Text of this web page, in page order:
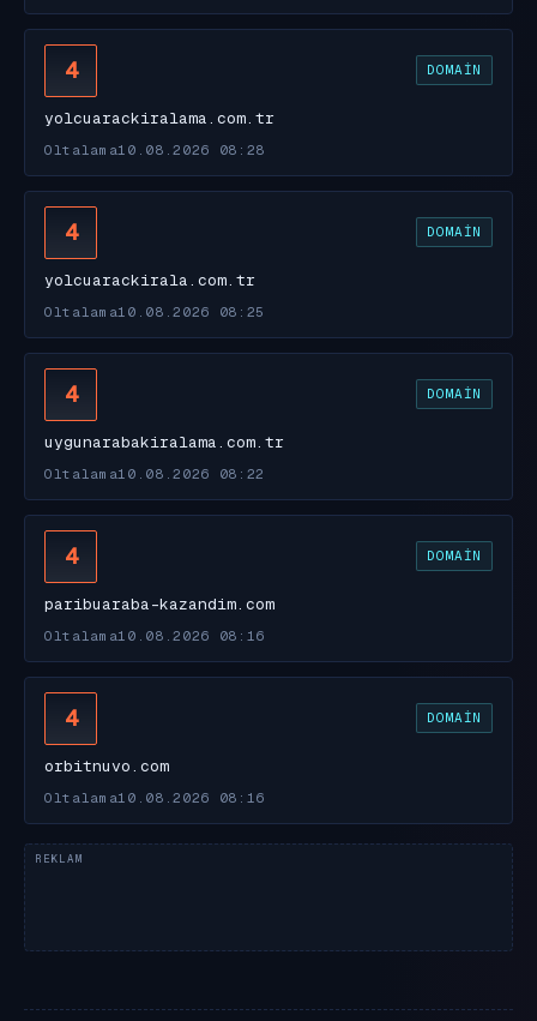
4 DOMAIN
yolcuarackiralama.com.tr
Oltalama10.08.2026 08:28
4 DOMAIN
yolcuarackirala.com.tr
Oltalama10.08.2026 08:25
4 DOMAIN
uygunarabakiralama.com.tr
Oltalama10.08.2026 08:22
4 DOMAIN
paribuaraba-kazandim.com
Oltalama10.08.2026 08:16
4 DOMAIN
orbitnuvo.com
Oltalama10.08.2026 08:16